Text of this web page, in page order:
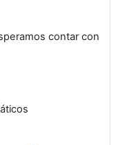
contar con